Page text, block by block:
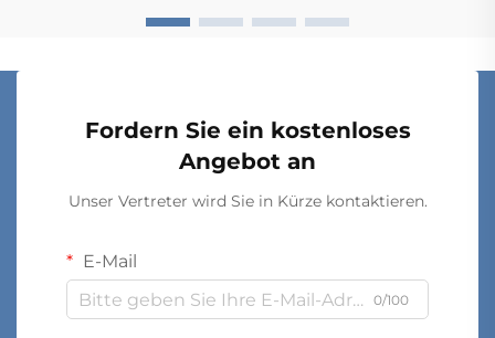
Fordern Sie ein kostenloses
Angebot an
Unser Vertreter wird Sie in Kürze kontaktieren.
E-Mail
0/100